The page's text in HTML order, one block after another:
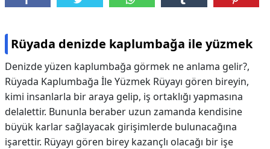
Rüyada denizde kaplumbağa ile yüzmek
Denizde yüzen kaplumbağa görmek ne anlama gelir?,
Rüyada Kaplumbağa İle Yüzmek Rüyayı gören bireyin,
kimi insanlarla bir araya gelip, iş ortaklığı yapmasına
delalettir. Bununla beraber uzun zamanda kendisine
büyük karlar sağlayacak girişimlerde bulunacağına
işarettir. Rüyayı gören birey kazançlı olacağı bir işe